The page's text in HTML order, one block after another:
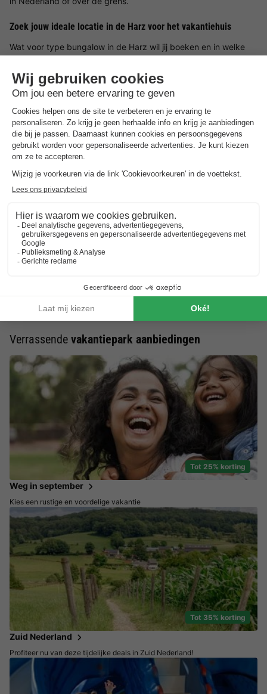
Zoek jouw ideale locatie in de Harz voor het vakantiehuis
Wat voor type bungalow in de Harz wil jij boeken en in welke
omgeving wil jij zitten? Laat je inspireren door de mooiste
bungalow in een omgeving waar jij graag wilt verblijven. Bij
BungalowSpecials vind je een groot aanbod aan
vakantiehuisjes in een bosrijke omgeving, aan zee, tussen de
bergen of in een rustige omgeving. Het is dus mogelijk om een
vakantiehuis in de Harz te huren met onder andere veel ruimte
en privacy of juist een bungalow in de Harz op een
vakantiepark waar je gebruik kunt maken van een groot aantal
Boek in de Harz een type bungalow naar wens
Ben jij op zoek naar een type vakantiehuisje in de Harz? Dan
zijn er een verscheidenheid aan type bungalows in de Harz om
te huren. Kies bijvoorbeeld voor een luxe vakantiehuis, een
bungalow aan het water of een vakantiewoning op een
kindvriendelijk vakantiepark. Waar je ook voor kiest, met een
Verrassende vakantiepark aanbiedingen
Tot 25% korting
Weg in september
Kies een rustige en voordelige vakantie
Tot 35% korting
Zuid Nederland
Profiteer nu van deze tijdelijke deals in Zuid Nederland!